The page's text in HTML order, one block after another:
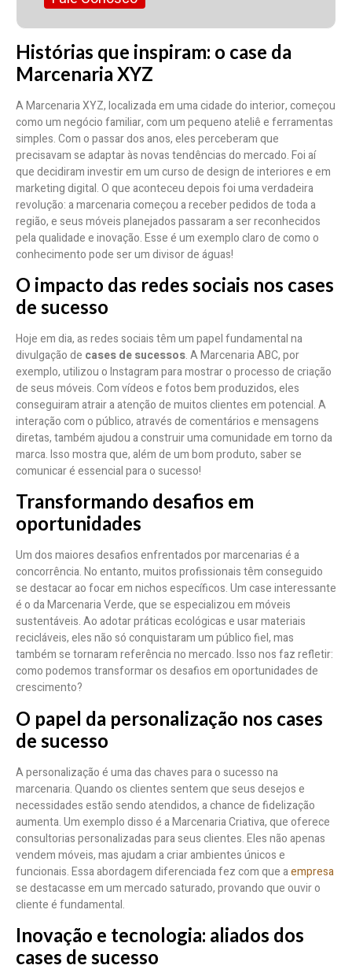
Histórias que inspiram: o case da
Marcenaria XYZ
A Marcenaria XYZ, localizada em uma cidade do interior, começou
como um negócio familiar, com um pequeno ateliê e ferramentas
simples. Com o passar dos anos, eles perceberam que
precisavam se adaptar às novas tendências do mercado. Foi aí
que decidiram investir em um curso de design de interiores e em
marketing digital. O que aconteceu depois foi uma verdadeira
revolução: a marcenaria começou a receber pedidos de toda a
região, e seus móveis planejados passaram a ser reconhecidos
pela qualidade e inovação. Esse é um exemplo claro de como o
conhecimento pode ser um divisor de águas!
O impacto das redes sociais nos cases
de sucesso
Hoje em dia, as redes sociais têm um papel fundamental na
divulgação de cases de sucessos. A Marcenaria ABC, por
exemplo, utilizou o Instagram para mostrar o processo de criação
de seus móveis. Com vídeos e fotos bem produzidos, eles
conseguiram atrair a atenção de muitos clientes em potencial. A
interação com o público, através de comentários e mensagens
diretas, também ajudou a construir uma comunidade em torno da
marca. Isso mostra que, além de um bom produto, saber se
comunicar é essencial para o sucesso!
Transformando desafios em
oportunidades
Um dos maiores desafios enfrentados por marcenarias é a
concorrência. No entanto, muitos profissionais têm conseguido
se destacar ao focar em nichos específicos. Um case interessante
é o da Marcenaria Verde, que se especializou em móveis
sustentáveis. Ao adotar práticas ecológicas e usar materiais
recicláveis, eles não só conquistaram um público fiel, mas
também se tornaram referência no mercado. Isso nos faz refletir:
como podemos transformar os desafios em oportunidades de
crescimento?
O papel da personalização nos cases
de sucesso
A personalização é uma das chaves para o sucesso na
marcenaria. Quando os clientes sentem que seus desejos e
necessidades estão sendo atendidos, a chance de fidelização
aumenta. Um exemplo disso é a Marcenaria Criativa, que oferece
consultorias personalizadas para seus clientes. Eles não apenas
vendem móveis, mas ajudam a criar ambientes únicos e
funcionais. Essa abordagem diferenciada fez com que aempresa
se destacasse em um mercado saturado, provando que ouvir o
cliente é fundamental.
Inovação e tecnologia: aliados dos
cases de sucesso